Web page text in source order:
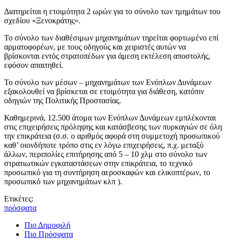
Διατηρείται η ετοιμότητα 2 ωρών για το σύνολο των τμημάτων του
σχεδίου «Ξενοκράτης».
Το σύνολο των διαθέσιμων μηχανημάτων τηρείται φορτωμένο επί
αρματοφορέων, με τους οδηγούς και χειριστές αυτών να
βρίσκονται εντός στρατοπέδων για άμεση εκτέλεση αποστολής,
εφόσον απαιτηθεί.
Το σύνολο των μέσων – μηχανημάτων των Ενόπλων Δυνάμεων
εξακολουθεί να βρίσκεται σε ετοιμότητα για διάθεση, κατόπιν
οδηγιών της Πολιτικής Προστασίας.
Καθημερινά, 12.500 άτομα των Ενόπλων Δυνάμεων εμπλέκονται
στις επιχειρήσεις πρόληψης και κατάσβεσης των πυρκαγιών σε όλη
την επικράτεια (σ.σ. ο αριθμός αφορά στη συμμετοχή προσωπικού
καθ’ οιονδήποτε τρόπο στις εν λόγω επιχειρήσεις, π.χ. μεταξύ
άλλων, περιπολίες επιτήρησης από 5 – 10 χλμ στο σύνολο των
στρατιωτικών εγκαταστάσεων στην επικράτεια, το τεχνικό
προσωπικό για τη συντήρηση αεροσκαφών και ελικοπτέρων, το
προσωπικό των μηχανημάτων κλπ ).
Ετικέτες:
πρόσφατα
Πιο Δημοφιλή
Πιο Πρόσφατα